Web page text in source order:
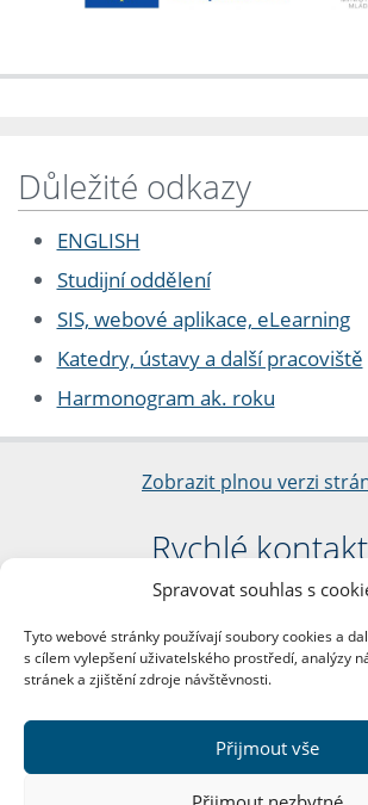
Spravovat souhlas s
Tyto webové stránky používají soubory cookies a
s cílem vylepšení uživatelského prostředí, analýzy
stránek a zjištění zdroje návštěvnosti.
Přijmout vše
Důležité odkazy
ENGLISH
Studijní oddělení
SIS, webové aplikace, eLearning
Katedry, ústavy a další pracoviště
Harmonogram ak. roku
Zobrazit plnou verzi
Rychlé
Filozofická fakulta
nám. Jana Palacha 1/2
116 38 Praha 1
DIČ: CZ00216208
Další kontakty